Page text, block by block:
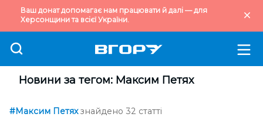
Ваш донат допомагає нам працювати й далі — для
Херсонщини та всієї України.
Новини за тегом: Максим Петях
#Максим Петях знайдено 32 статті